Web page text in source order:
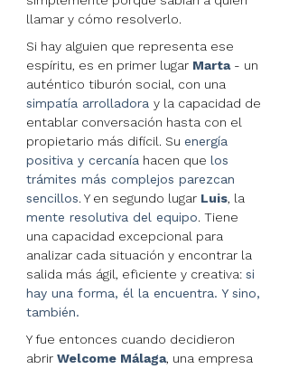
llamar y cómo resolverlo.
Si hay alguien que representa ese
espíritu, es en primer lugar Marta - un
auténtico tiburón social, con una
simpatía arrolladora y la capacidad de
entablar conversación hasta con el
propietario más difícil. Su energía
positiva y cercanía hacen que los
trámites más complejos parezcan
sencillos. Y en segundo lugar Luis, la
mente resolutiva del equipo. Tiene
una capacidad excepcional para
analizar cada situación y encontrar la
salida más ágil, eficiente y creativa: si
hay una forma, él la encuentra. Y sino,
también.
Y fue entonces cuando decidieron
abrir Welcome Málaga, una empresa